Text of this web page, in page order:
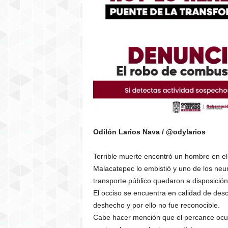
Odilón Larios Nava / @odylarios
Terrible muerte encontró un hombre en
Malacatepec lo embistió y uno de los
transporte público quedaron a
El occiso se encuentra en calidad de
deshecho y por ello no fue reconocible.
Cabe hacer mención que el percance